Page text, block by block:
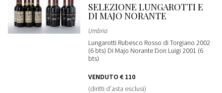
SELEZIONE LUNGAROTTI E
DI MAJO NORANTE
Umbria
Lungarotti Rubesco Rosso di Torgiano 2002
(6 bts) Di Majo Norante Don Luigi 2001 (6
bts)
VENDUTO € 110
(diritti d'asta esclusi)